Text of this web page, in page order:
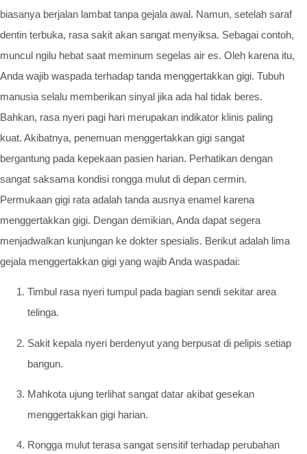
biasanya berjalan lambat tanpa gejala awal. Namun, setelah saraf
dentin terbuka, rasa sakit akan sangat menyiksa. Sebagai contoh,
muncul ngilu hebat saat meminum segelas air es. Oleh karena itu,
Anda wajib waspada terhadap tanda menggertakkan gigi. Tubuh
manusia selalu memberikan sinyal jika ada hal tidak beres.
Bahkan, rasa nyeri pagi hari merupakan indikator klinis paling
kuat. Akibatnya, penemuan menggertakkan gigi sangat
bergantung pada kepekaan pasien harian. Perhatikan dengan
sangat saksama kondisi rongga mulut di depan cermin.
Permukaan gigi rata adalah tanda ausnya enamel karena
menggertakkan gigi. Dengan demikian, Anda dapat segera
menjadwalkan kunjungan ke dokter spesialis. Berikut adalah lima
gejala menggertakkan gigi yang wajib Anda waspadai:
Timbul rasa nyeri tumpul pada bagian sendi sekitar area
telinga.
Sakit kepala nyeri berdenyut yang berpusat di pelipis setiap
bangun.
Mahkota ujung terlihat sangat datar akibat gesekan
menggertakkan gigi harian.
Rongga mulut terasa sangat sensitif terhadap perubahan